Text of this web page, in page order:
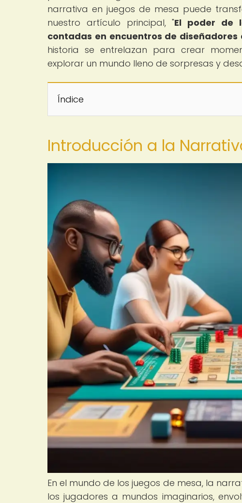
narrativa en juegos de mesa puede
nuestro artículo principal, "El poder de
contadas en encuentros de diseñadores
historia se entrelazan para crear
explorar un mundo lleno de sorpresas y
Índice
Introducción a la
En el mundo de los juegos de mesa, la
los jugadores a mundos imaginarios,